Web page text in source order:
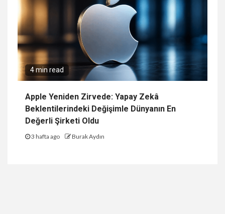
4 min read
Apple Yeniden Zirvede: Yapay Zekâ
Beklentilerindeki Değişimle Dünyanın En
Değerli Şirketi Oldu
3 hafta ago Burak Aydın